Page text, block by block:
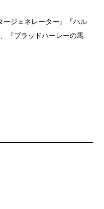
ジェネレーター』『ハル
『ブラッドハーレーの馬